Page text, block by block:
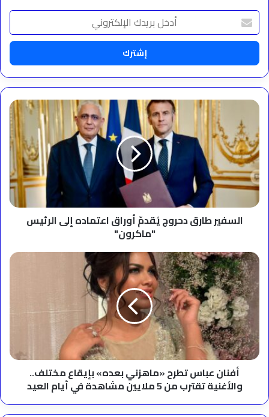
أدخل
بريدك
الإلكتروني
السفير
طارق
دحروج
يُقدمّ
أوراق
اعتماده
إلى
الرئيس
"ماكرون"
السفير طارق دحروج يُقدمّ أوراق اعتماده إلى الرئيس
"ماكرون"
أفنان
عباس
تطرح
«ماهزني
بعده»
بإيقاع
مختلف..
والأغنية
تقترب
ملايين
مشاهدة
أفنان عباس تطرح «ماهزني بعده» بإيقاع مختلف..
والأغنية تقترب من 5 ملايين مشاهدة في أيام العيد